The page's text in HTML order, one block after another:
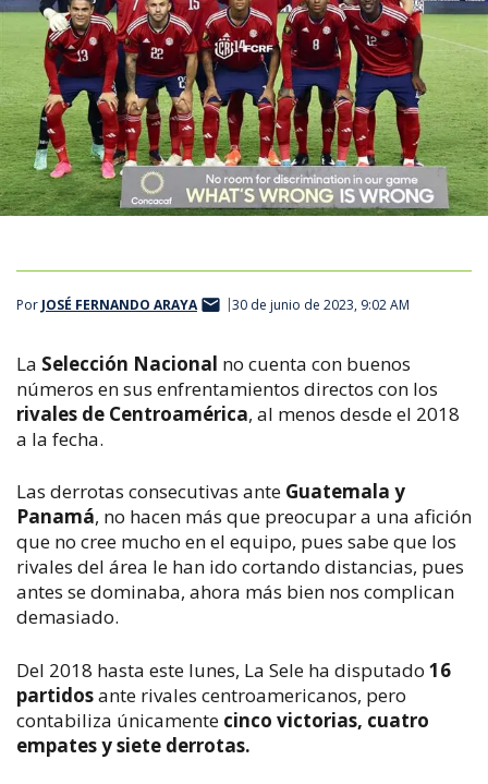
Por JOSÉ FERNANDO ARAYA 30 de junio de 2023, 9:02 AM
La Selección Nacional no cuenta con buenos
números en sus enfrentamientos directos con los
rivales de Centroamérica, al menos desde el 2018
a la fecha.
Las derrotas consecutivas ante Guatemala y
Panamá, no hacen más que preocupar a una afición
que no cree mucho en el equipo, pues sabe que los
rivales del área le han ido cortando distancias, pues
antes se dominaba, ahora más bien nos complican
demasiado.
Del 2018 hasta este lunes, La Sele ha disputado 16
partidosante rivales centroamericanos, pero
contabiliza únicamente cinco victorias, cuatro
empates y siete derrotas.